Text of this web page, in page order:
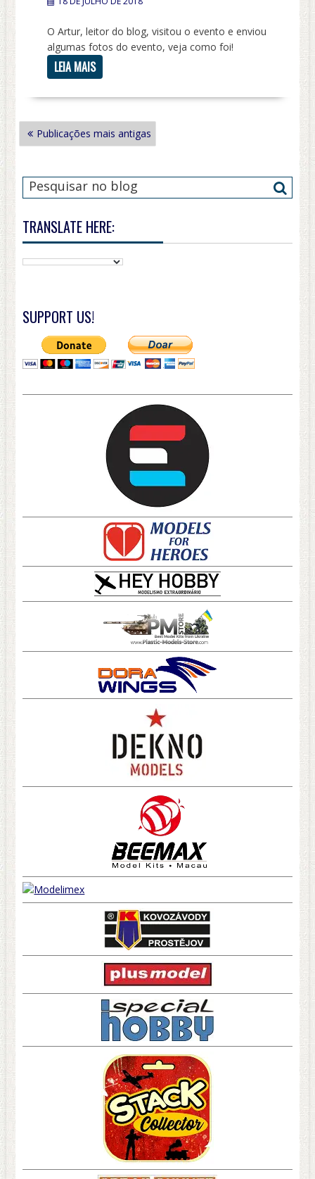
O Artur, leitor do blog, visitou o evento e enviou
algumas fotos do evento, veja como foi!
LEIA MAIS
NAVEGAÇÃO
PORPublicações mais antigas
TRANSLATE HERE:
SUPPORT US!